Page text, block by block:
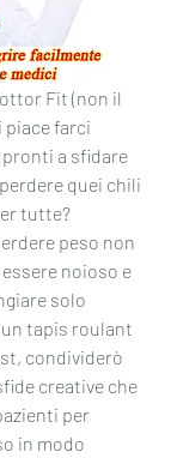
Fit (non il
piace farci
pronti a sfidare
quei chili
tutte?
peso non
noioso e
solo
tapis roulant
condividerò
creative che
per
in modo